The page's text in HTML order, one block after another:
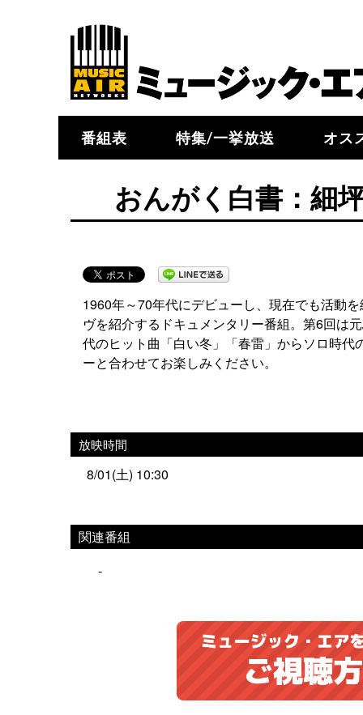
番組表 特集/一挙放送 オス
おんがく白書：細
1960年～70年代にデビューし、現在でも活動
ヴを紹介するドキュメンタリー番組。第6回は
代のヒット曲「白い冬」「春雷」からソロ時
ーと合わせてお楽しみください。
放映時間
8/01(土) 10:30
関連番組
-